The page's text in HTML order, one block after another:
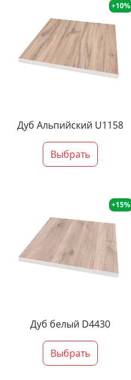
+10%
Дуб Альпийский U1158
Выбрать
+15%
Дуб белый D4430
Выбрать